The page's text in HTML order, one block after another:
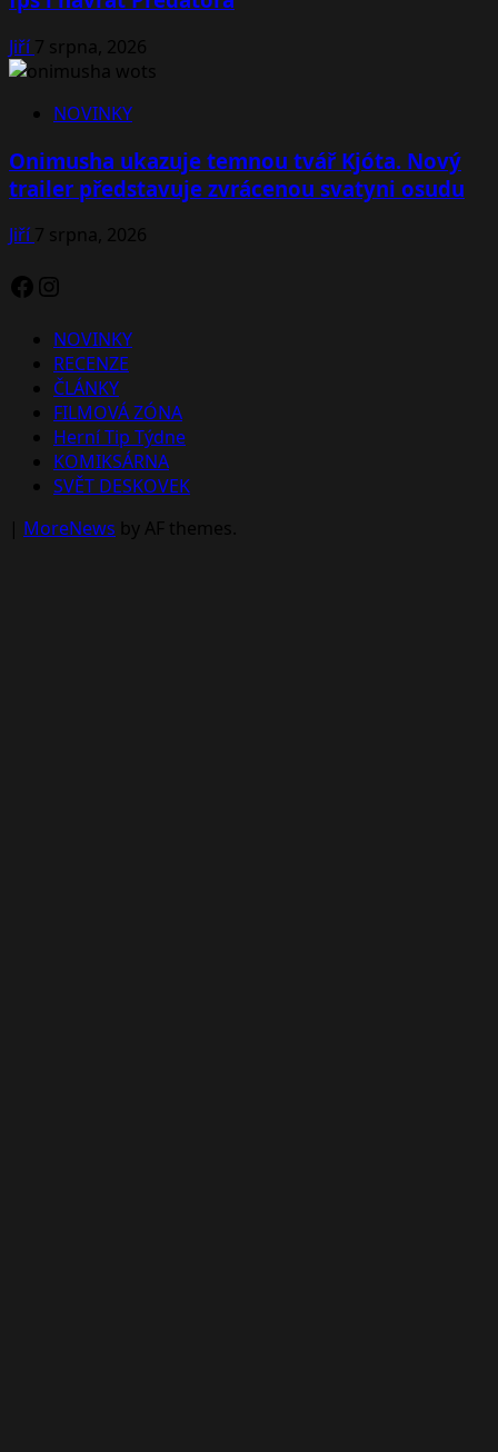
Jiří7 srpna, 2026
NOVINKY
Onimusha ukazuje temnou tvář Kjóta. Nový
trailer představuje zvrácenou svatyni osudu
Jiří7 srpna, 2026
Facebook
Instagram
NOVINKY
RECENZE
ČLÁNKY
FILMOVÁ ZÓNA
Herní Tip Týdne
KOMIKSÁRNA
SVĚT DESKOVEK
| MoreNews by AF themes.